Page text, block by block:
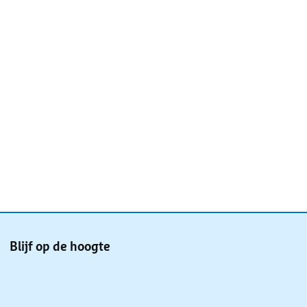
Blijf op de hoogte